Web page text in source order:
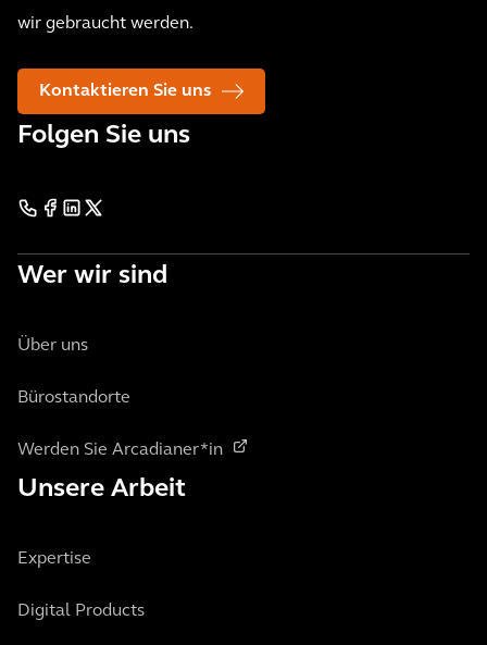
wir gebraucht werden.
Kontaktieren Sie uns
Folgen Sie uns
Wer wir sind
Über uns
Bürostandorte
Werden Sie Arcadianer*in
Unsere Arbeit
Expertise
Digital Products